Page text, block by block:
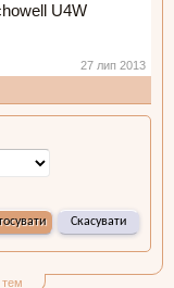
U4W
27 лип 2013
тем